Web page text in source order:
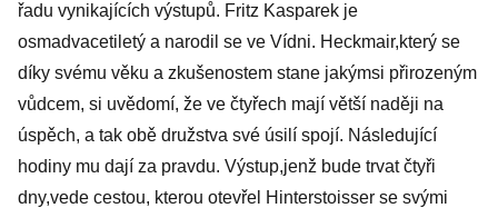
řadu vynikajících výstupů. Fritz Kasparek je
osmadvacetiletý a narodil se ve Vídni. Heckmair,který se
díky svému věku a zkušenostem stane jakýmsi přirozeným
vůdcem, si uvědomí, že ve čtyřech mají větší naději na
úspěch, a tak obě družstva své úsilí spojí. Následující
hodiny mu dají za pravdu. Výstup,jenž bude trvat čtyři
dny,vede cestou, kterou otevřel Hinterstoisser se svými